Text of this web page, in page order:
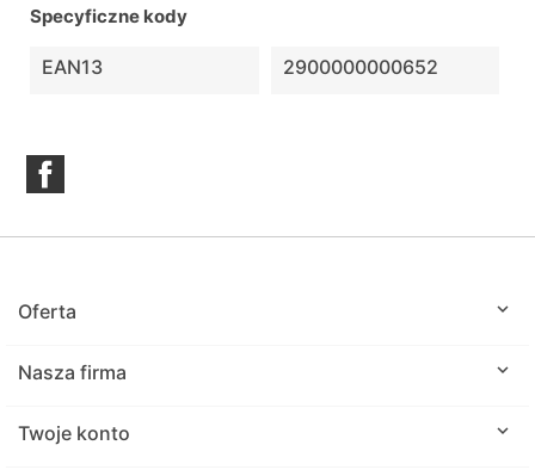
Specyficzne kody
EAN13 2900000000652
Oferta 
Nasza firma 
Twoje konto 